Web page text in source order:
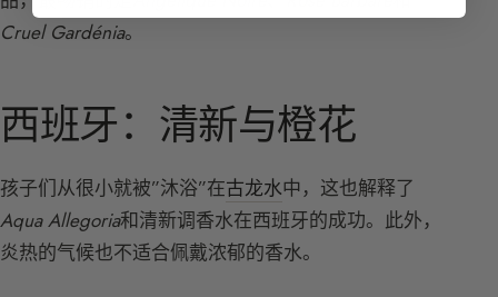
Cruel Gardénia。
西班牙：清新与橙花
孩子们从很小就被”沐浴”在古龙水中，这也解释了
Aqua Allegoria和清新调香水在西班牙的成功。此外，
炎热的气候也不适合佩戴浓郁的香水。